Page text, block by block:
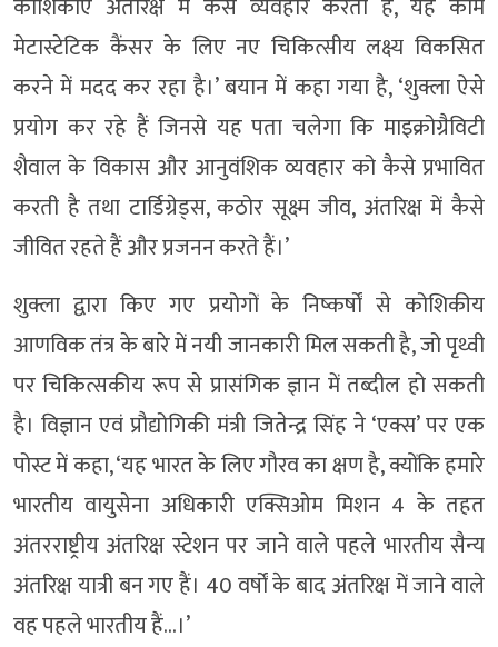
कोशिकाएं अंतरिक्ष में कैसे व्यवहार करती हैं, यह काम
मेटास्टेटिक कैंसर के लिए नए चिकित्सीय लक्ष्य विकसित
करने में मदद कर रहा है।’ बयान में कहा गया है, ‘शुक्ला ऐसे
प्रयोग कर रहे हैं जिनसे यह पता चलेगा कि माइक्रोग्रैविटी
शैवाल के विकास और आनुवंशिक व्यवहार को कैसे प्रभावित
करती है तथा टार्डिग्रेड्स, कठोर सूक्ष्म जीव, अंतरिक्ष में कैसे
जीवित रहते हैं और प्रजनन करते हैं।’
शुक्ला द्वारा किए गए प्रयोगों के निष्कर्षों से कोशिकीय
आणविक तंत्र के बारे में नयी जानकारी मिल सकती है, जो पृथ्वी
पर चिकित्सकीय रूप से प्रासंगिक ज्ञान में तब्दील हो सकती
है। विज्ञान एवं प्रौद्योगिकी मंत्री जितेन्द्र सिंह ने ‘एक्स’ पर एक
पोस्ट में कहा, ‘यह भारत के लिए गौरव का क्षण है, क्योंकि हमारे
भारतीय वायुसेना अधिकारी एक्सिओम मिशन 4 के तहत
अंतरराष्ट्रीय अंतरिक्ष स्टेशन पर जाने वाले पहले भारतीय सैन्य
अंतरिक्ष यात्री बन गए हैं। 40 वर्षों के बाद अंतरिक्ष में जाने वाले
वह पहले भारतीय हैं…।’